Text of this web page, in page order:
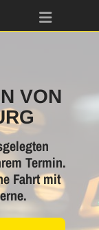
VON
Termin.
Fahrt mit